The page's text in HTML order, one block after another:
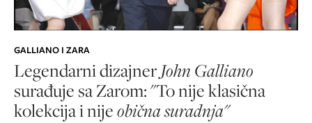
GALLIANO I ZARA
Legendarni dizajnerJohn Galliano
surađuje sa Zarom: "To nije klasična
kolekcija i nijeobična suradnja"